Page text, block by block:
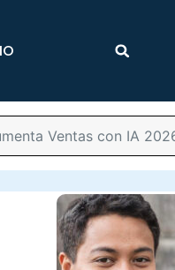
Ventas con IA